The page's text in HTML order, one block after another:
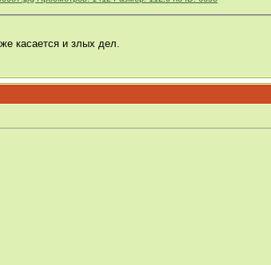
касается и злых дел.